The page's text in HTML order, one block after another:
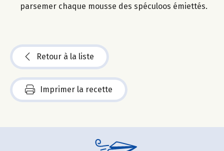
parsemer chaque mousse des spéculoos émiettés.
Retour à la liste
Imprimer la recette